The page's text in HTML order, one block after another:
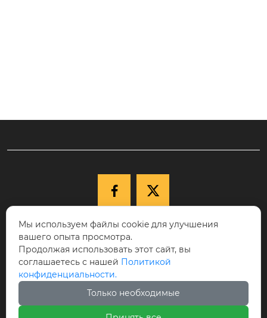
 
 +86-15040177271

КНР, провинция Ляонин, г. Шэньян,
Новый район Шэньбэй, ул. Цююэху, д.
68-17, индекс 110122.

Мы используем файлы cookie для улучшения
вашего опыта просмотра.
Продолжая использовать этот сайт, вы
соглашаетесь с нашей Политикой
конфиденциальности.
Только необходимые